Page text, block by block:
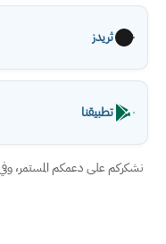
ثريدز
تطبيقنا
نشكركم على دعمكم المستمر،